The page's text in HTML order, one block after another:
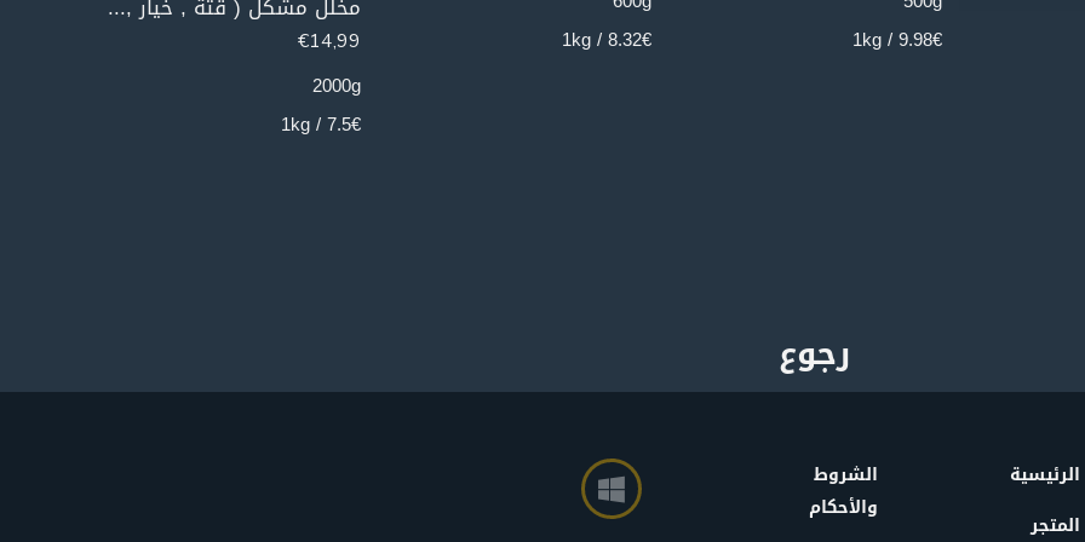
9.98€ / 1kg
8.32€ / 1kg
مخلل مشكل ( قتة , خيار , لفت , مشكل اكسترا )2 كغ
€14,99
2000g
7.5€ / 1kg
الرئيسية
المتجر
الشروط
والأحكام